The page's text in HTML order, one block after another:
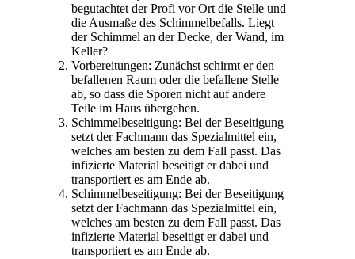
begutachtet der Profi vor Ort die Stelle und
die Ausmaße des Schimmelbefalls. Liegt
der Schimmel an der Decke, der Wand, im
Keller?
Vorbereitungen: Zunächst schirmt er den
befallenen Raum oder die befallene Stelle
ab, so dass die Sporen nicht auf andere
Teile im Haus übergehen.
Schimmelbeseitigung: Bei der Beseitigung
setzt der Fachmann das Spezialmittel ein,
welches am besten zu dem Fall passt. Das
infizierte Material beseitigt er dabei und
transportiert es am Ende ab.
Schimmelbeseitigung: Bei der Beseitigung
setzt der Fachmann das Spezialmittel ein,
welches am besten zu dem Fall passt. Das
infizierte Material beseitigt er dabei und
transportiert es am Ende ab.